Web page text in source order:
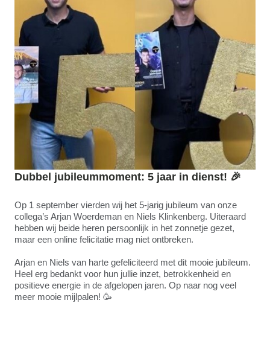
Dubbel jubileummoment: 5 jaar in dienst! 🎉
Op 1 september vierden wij het 5-jarig jubileum van onze
collega’s Arjan Woerdeman en Niels Klinkenberg. Uiteraard
hebben wij beide heren persoonlijk in het zonnetje gezet,
maar een online felicitatie mag niet ontbreken.
Arjan en Niels van harte gefeliciteerd met dit mooie jubileum.
Heel erg bedankt voor hun jullie inzet, betrokkenheid en
positieve energie in de afgelopen jaren. Op naar nog veel
meer mooie mijlpalen! 🥳